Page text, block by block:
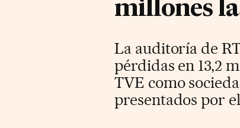
millones
La auditoría de
pérdidas en 13,2
TVE como
presentados por